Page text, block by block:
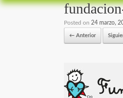
Posted on 24 marzo,
← Anterior